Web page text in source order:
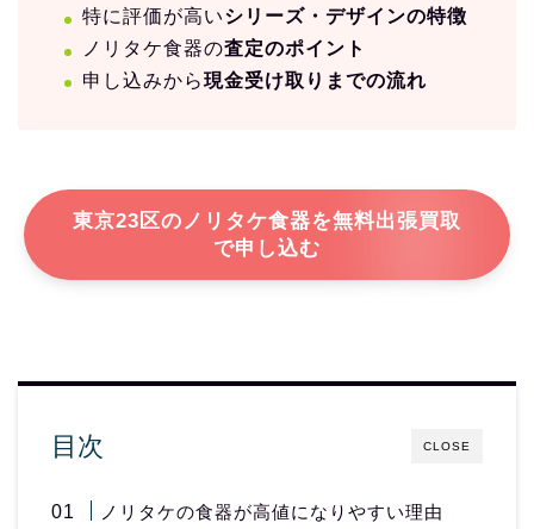
特に評価が高いシリーズ・デザインの特徴
ノリタケ食器の査定のポイント
申し込みから現金受け取りまでの流れ
東京23区のノリタケ食器を無料出張買取
で申し込む
CLOSE
目次
ノリタケの食器が高値になりやすい理由